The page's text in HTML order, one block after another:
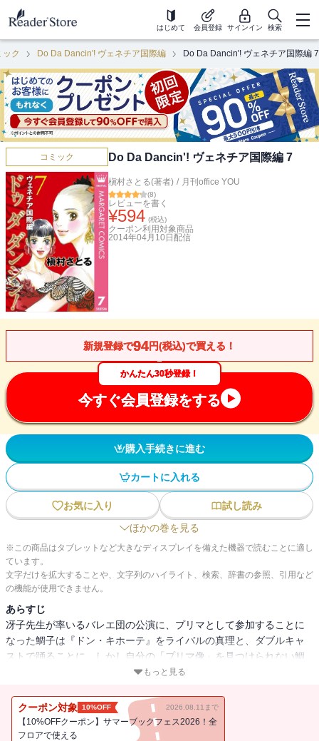
はじめて 会員登録 サインイン 検索
ック Do Da Dancin'! ヴェネチア国際編 Do Da Dancin'! ヴェネチア国際編 7
コミック Do Da Dancin'! ヴェネチア国際編 7
槇村さとる(著者) / 月刊office YOU
(8)
レビューを書く
¥594 (税込)
クーポン利用対象商品
2014年04月10日 配信
新規登録で94円(税込)で買える！
かんたん30秒登録！
今すぐ会員登録をする
購入手続きに進む
カートに入れる
お気に入り
試し読み
ほかの巻を見る
※この商品はタブレットなど大きなディスプレイを備えた機器で読むことに適し
ています。
文字だけを拡大することや、文字列のハイライト、検索、辞書の参照、引用など
の機能が使用できません。
あらすじ
冴子先生が率いるバレエ団の公演に、プリマとして参加することに
なった鯛子は『ドン・キホーテ』をライバルの真理と、ダブルキャ
ストで踊ることに。しかし自分の「プリマ像」を見つけられない鯛
子は団の中で、ひとり浮いた存在になってしまい…!?
もっと見る
クーポン対象 10%OFF 2026.08.11まで
【10%OFFクーポン】サマーブックフェス2026！全
フロアで使える